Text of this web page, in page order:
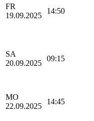
FR
19.09.2025
14:50
SA
20.09.2025
09:15
MO
22.09.2025
14:45